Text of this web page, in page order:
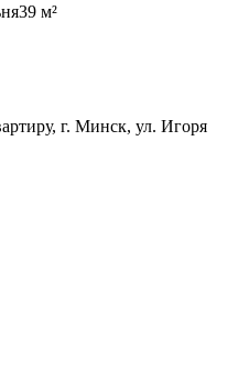
39 м²
г. Минск, ул. Игоря